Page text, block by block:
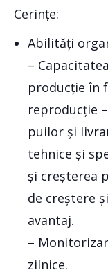
Cerințe:
Abilități
–
producție în
reproducție
puilor și
tehnice și
și creșterea
de creștere
avantaj.
–
zilnice.